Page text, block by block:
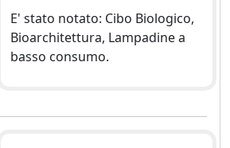
E' stato notato: Cibo Biologico,
Bioarchitettura, Lampadine a
basso consumo.